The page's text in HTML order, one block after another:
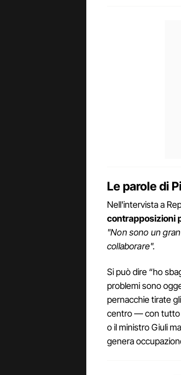
Le parole di
Nell'intervista a
contrapposizioni
"Non sono un
collaborare".
Si può dire “ho
problemi sono
pernacchie tirate
centro — con tutto
o il ministro Giuli
genera